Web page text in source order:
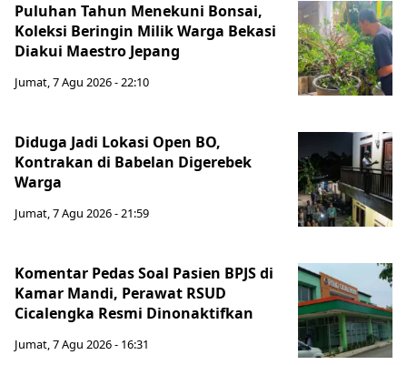
Puluhan Tahun Menekuni Bonsai,
Koleksi Beringin Milik Warga Bekasi
Diakui Maestro Jepang
Jumat, 7 Agu 2026 - 22:10
Diduga Jadi Lokasi Open BO,
Kontrakan di Babelan Digerebek
Warga
Jumat, 7 Agu 2026 - 21:59
Komentar Pedas Soal Pasien BPJS di
Kamar Mandi, Perawat RSUD
Cicalengka Resmi Dinonaktifkan
Jumat, 7 Agu 2026 - 16:31